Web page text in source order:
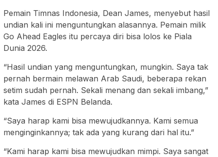
Pemain Timnas Indonesia, Dean James, menyebut hasil
undian kali ini menguntungkan alasannya. Pemain milik
Go Ahead Eagles itu percaya diri bisa lolos ke Piala
Dunia 2026.
“Hasil undian yang menguntungkan, mungkin. Saya tak
pernah bermain melawan Arab Saudi, beberapa rekan
setim sudah pernah. Sekali menang dan sekali imbang,”
kata James di ESPN Belanda.
“Saya harap kami bisa mewujudkannya. Kami semua
menginginkannya; tak ada yang kurang dari hal itu.”
“Kami harap kami bisa mewujudkan mimpi. Saya sangat